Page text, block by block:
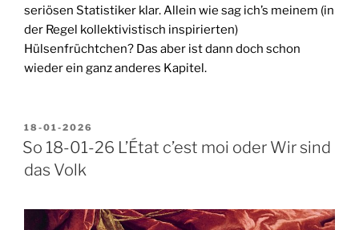
seriösen Statistiker klar. Allein wie sag ich’s meinem (in
der Regel kollektivistisch inspirierten)
Hülsenfrüchtchen? Das aber ist dann doch schon
wieder ein ganz anderes Kapitel.
VERÖFFENTLICHT
AM
18-01-2026
So 18-01-26 L’État c’est moi oder Wir sind
das Volk